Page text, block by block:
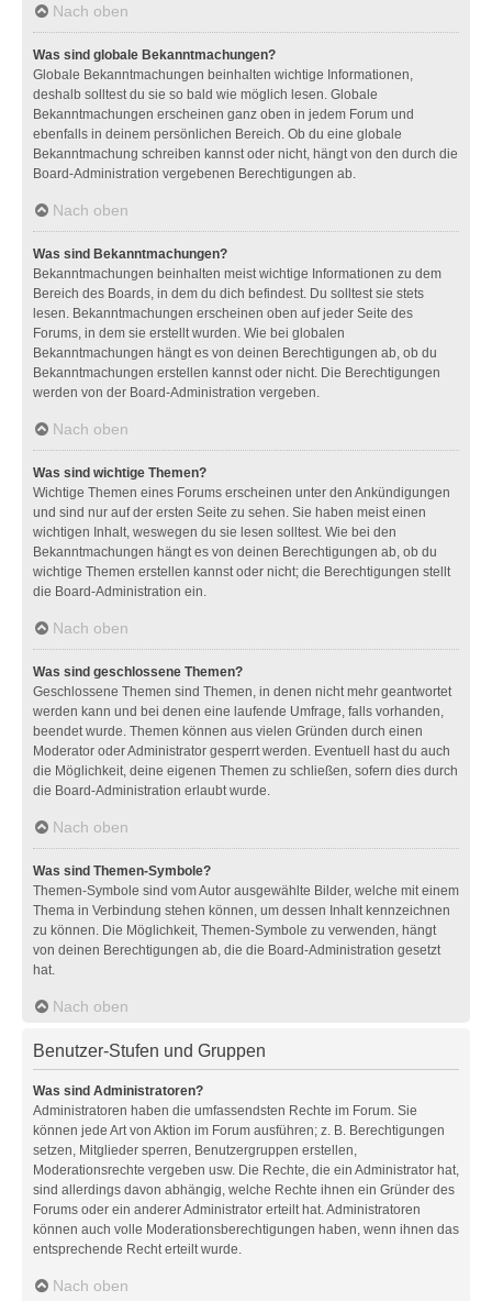
Nach oben
Was sind globale Bekanntmachungen?
Globale Bekanntmachungen beinhalten wichtige Informationen,
deshalb solltest du sie so bald wie möglich lesen. Globale
Bekanntmachungen erscheinen ganz oben in jedem Forum und
ebenfalls in deinem persönlichen Bereich. Ob du eine globale
Bekanntmachung schreiben kannst oder nicht, hängt von den durch die
Board-Administration vergebenen Berechtigungen ab.
Nach oben
Was sind Bekanntmachungen?
Bekanntmachungen beinhalten meist wichtige Informationen zu dem
Bereich des Boards, in dem du dich befindest. Du solltest sie stets
lesen. Bekanntmachungen erscheinen oben auf jeder Seite des
Forums, in dem sie erstellt wurden. Wie bei globalen
Bekanntmachungen hängt es von deinen Berechtigungen ab, ob du
Bekanntmachungen erstellen kannst oder nicht. Die Berechtigungen
werden von der Board-Administration vergeben.
Nach oben
Was sind wichtige Themen?
Wichtige Themen eines Forums erscheinen unter den Ankündigungen
und sind nur auf der ersten Seite zu sehen. Sie haben meist einen
wichtigen Inhalt, weswegen du sie lesen solltest. Wie bei den
Bekanntmachungen hängt es von deinen Berechtigungen ab, ob du
wichtige Themen erstellen kannst oder nicht; die Berechtigungen stellt
die Board-Administration ein.
Nach oben
Was sind geschlossene Themen?
Geschlossene Themen sind Themen, in denen nicht mehr geantwortet
werden kann und bei denen eine laufende Umfrage, falls vorhanden,
beendet wurde. Themen können aus vielen Gründen durch einen
Moderator oder Administrator gesperrt werden. Eventuell hast du auch
die Möglichkeit, deine eigenen Themen zu schließen, sofern dies durch
die Board-Administration erlaubt wurde.
Nach oben
Was sind Themen-Symbole?
Themen-Symbole sind vom Autor ausgewählte Bilder, welche mit einem
Thema in Verbindung stehen können, um dessen Inhalt kennzeichnen
zu können. Die Möglichkeit, Themen-Symbole zu verwenden, hängt
von deinen Berechtigungen ab, die die Board-Administration gesetzt
hat.
Nach oben
Benutzer-Stufen und Gruppen
Was sind Administratoren?
Administratoren haben die umfassendsten Rechte im Forum. Sie
können jede Art von Aktion im Forum ausführen; z. B. Berechtigungen
setzen, Mitglieder sperren, Benutzergruppen erstellen,
Moderationsrechte vergeben usw. Die Rechte, die ein Administrator hat,
sind allerdings davon abhängig, welche Rechte ihnen ein Gründer des
Forums oder ein anderer Administrator erteilt hat. Administratoren
können auch volle Moderationsberechtigungen haben, wenn ihnen das
entsprechende Recht erteilt wurde.
Nach oben